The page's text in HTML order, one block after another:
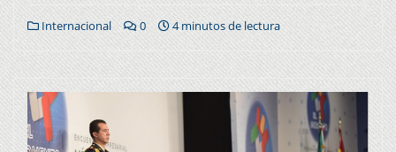
Internacional 0 4 minutos de lectura